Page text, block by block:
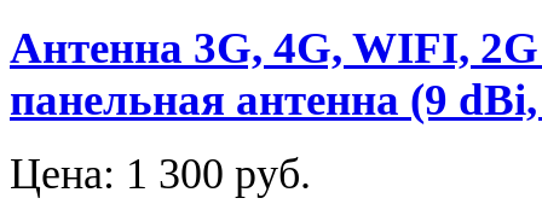
Антенна 3G, 4G, WIFI,
панельная антенна (9
Цена: 1 300 руб.